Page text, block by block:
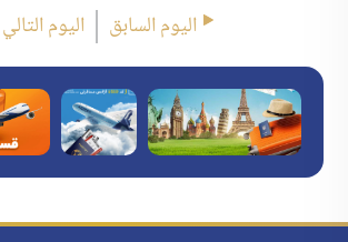
اليوم السابق اليوم التالي